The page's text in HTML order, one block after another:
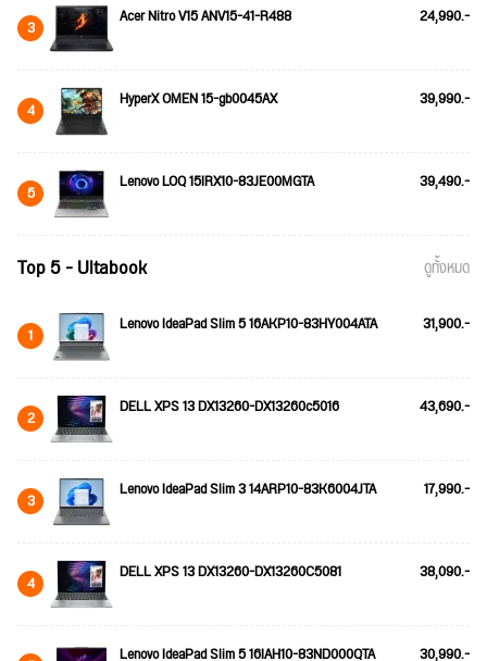
3 Acer Nitro V15 ANV15-41-R488 24,990.-
4 HyperX OMEN 15-gb0045AX 39,990.-
5 Lenovo LOQ 15IRX10-83JE00MGTA 39,490.-
Top 5 - Ultabook ดูทั้งหมด
1 Lenovo IdeaPad Slim 5 16AKP10-83HY004ATA 31,900.-
2 DELL XPS 13 DX13260-DX13260c5016 43,690.-
3 Lenovo IdeaPad Slim 3 14ARP10-83K6004JTA 17,990.-
4 DELL XPS 13 DX13260-DX13260C5081 38,090.-
Lenovo IdeaPad Slim 5 16IAH10-83ND000QTA 30,990.-